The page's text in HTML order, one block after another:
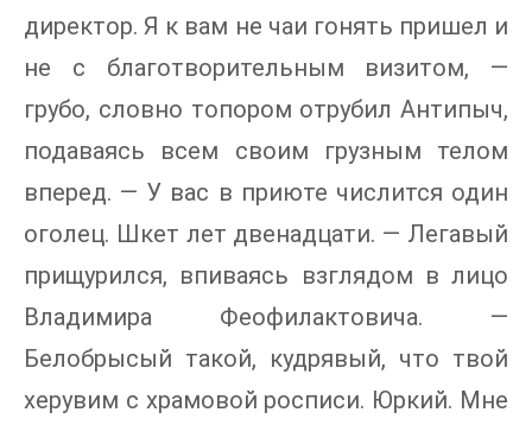
директор. Я к вам не чаи гонять пришел и
не с благотворительным визитом, —
грубо, словно топором отрубил Антипыч,
подаваясь всем своим грузным телом
вперед. — У вас в приюте числится один
оголец. Шкет лет двенадцати. — Легавый
прищурился, впиваясь взглядом в лицо
Владимира Феофилактовича. —
Белобрысый такой, кудрявый, что твой
херувим с храмовой росписи. Юркий. Мне